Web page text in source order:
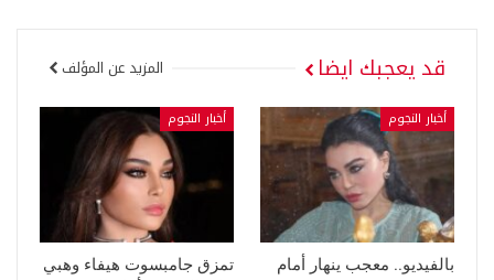
قد يعجبك ايضا المزيد عن المؤلف
أخبار النجوم
بالفيديو.. معجب ينهار أمام
أخبار النجوم
تمزق جامبسوت هيفاء وهبي